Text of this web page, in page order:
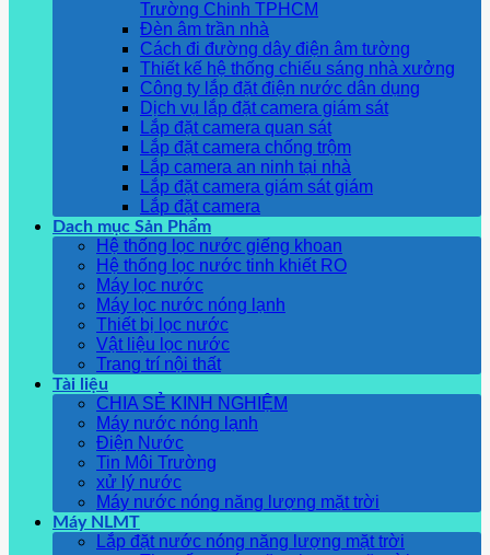
Trường Chinh TPHCM
Đèn âm trần nhà
Cách đi đường dây điện âm tường
Thiết kế hệ thống chiếu sáng nhà xưởng
Công ty lắp đặt điện nước dân dụng
Dịch vụ lắp đặt camera giám sát
Lắp đặt camera quan sát
Lắp đặt camera chống trộm
Lắp camera an ninh tại nhà
Lắp đặt camera giám sát giám
Lắp đặt camera
Dach mục Sản Phẩm
Hệ thống lọc nước giếng khoan
Hệ thống lọc nước tinh khiết RO
Máy lọc nước
Máy lọc nước nóng lạnh
Thiết bị lọc nước
Vật liệu lọc nước
Trang trí nội thất
Tài liệu
CHIA SẺ KINH NGHIỆM
Máy nước nóng lạnh
Điện Nước
Tin Môi Trường
xử lý nước
Máy nước nóng năng lượng mặt trời
Máy NLMT
Lắp đặt nước nóng năng lượng mặt trời